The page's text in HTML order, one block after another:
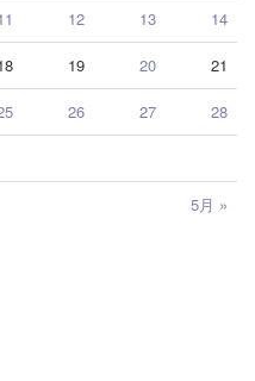
5月 »
12 13 14
19 20 21
26 27 28